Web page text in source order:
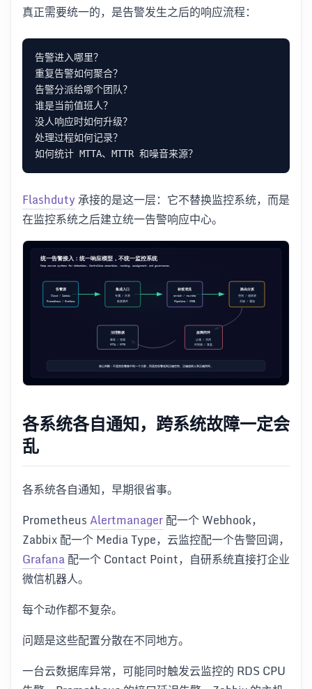
真正需要统一的，是告警发生之后的响应流程：
Flashduty承接的是这一层：它不替换监控系统，而是
在监控系统之后建立统一告警响应中心。
各系统各自通知，跨系统故障一定会
乱
各系统各自通知，早期很省事。
PrometheusAlertmanager配一个 Webhook，
Zabbix 配一个 Media Type，云监控配一个告警回调，
Grafana配一个 Contact Point，自研系统直接打企业
微信机器人。
每个动作都不复杂。
问题是这些配置分散在不同地方。
一台云数据库异常，可能同时触发云监控的 RDS CPU